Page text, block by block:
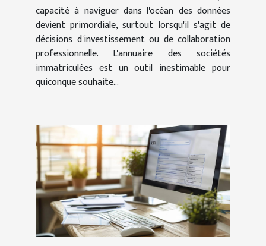
immatriculées
capacité à naviguer dans l'océan des données
devient primordiale, surtout lorsqu'il s'agit de
décisions d'investissement ou de collaboration
professionnelle. L'annuaire des sociétés
immatriculées est un outil inestimable pour
quiconque souhaite...